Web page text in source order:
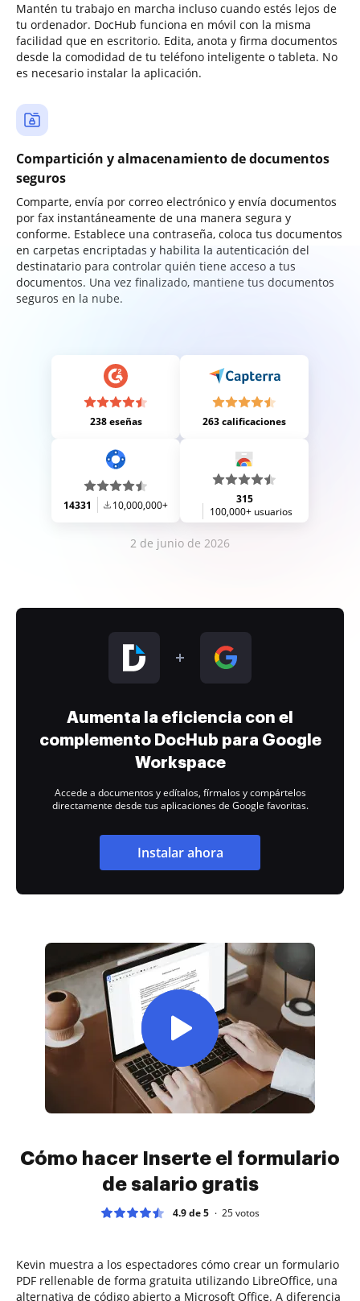
Mantén tu trabajo en marcha incluso cuando estés lejos de
tu ordenador. DocHub funciona en móvil con la misma
facilidad que en escritorio. Edita, anota y firma documentos
desde la comodidad de tu teléfono inteligente o tableta. No
es necesario instalar la aplicación.
Compartición y almacenamiento de documentos
seguros
Comparte, envía por correo electrónico y envía documentos
por fax instantáneamente de una manera segura y
conforme. Establece una contraseña, coloca tus documentos
en carpetas encriptadas y habilita la autenticación del
destinatario para controlar quién tiene acceso a tus
documentos. Una vez finalizado, mantiene tus documentos
seguros en la nube.
238 eseñas 263 calificaciones
14331 10,000,000+
315
100,000+ usuarios
2 de junio de 2026
Aumenta la eficiencia con el
complemento DocHub para Google
Workspace
Accede a documentos y edítalos, fírmalos y compártelos
directamente desde tus aplicaciones de Google favoritas.
Instalar ahora
Cómo hacer Inserte el formulario
de salario gratis
4.9 de 5 25votos
Kevin muestra a los espectadores cómo crear un formulario
PDF rellenable de forma gratuita utilizando LibreOffice, una
alternativa de código abierto a Microsoft Office. A diferencia